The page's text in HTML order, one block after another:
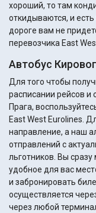
хороший, то там
откидываются, и
дороге вам не
перевозчика East
Автобус
Для того чтобы
расписании рейсов и
Прага,
East West Eurolines.
направление, а наш
отправлений с
льготников. Вы сразу можете подобрать идеальный рейс,
удобное для вас
и забронировать
осуществляется
через любой